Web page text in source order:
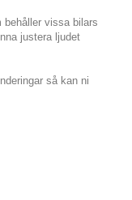
behåller vissa bilars
justera ljudet
så kan ni